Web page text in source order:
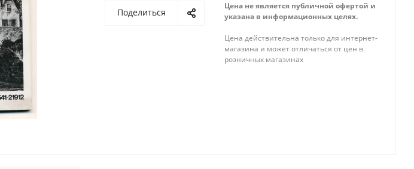
Поделиться
Цена не является публичной офертой и
указана в информационных целях.
Цена действительна только для интернет-
магазина и может отличаться от цен в
розничных магазинах